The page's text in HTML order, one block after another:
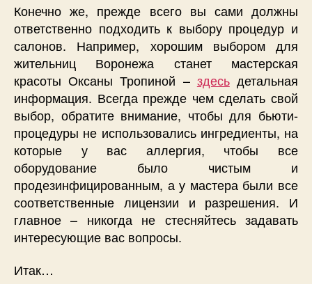
Конечно же, прежде всего вы сами должны
ответственно подходить к выбору процедур и
салонов. Например, хорошим выбором для
жительниц Воронежа станет мастерская
красоты Оксаны Тропиной – здесьдетальная
информация. Всегда прежде чем сделать свой
выбор, обратите внимание, чтобы для бьюти-
процедуры не использовались ингредиенты, на
которые у вас аллергия, чтобы все
оборудование было чистым и
продезинфицированным, а у мастера были все
соответственные лицензии и разрешения. И
главное – никогда не стесняйтесь задавать
интересующие вас вопросы.
Итак…